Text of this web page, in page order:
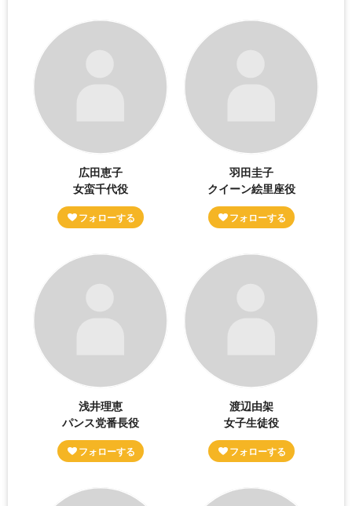
広田恵子
女蛮千代役
羽田圭子
クイーン絵里座役
浅井理恵
パンス党番長役
渡辺由架
女子生徒役